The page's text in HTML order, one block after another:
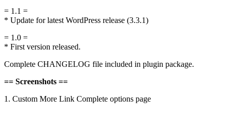
= 1.1 =
* Update for latest WordPress release (3.3.1)
= 1.0 =
* First version released.
Complete CHANGELOG file included in plugin package.
== Screenshots ==
1. Custom More Link Complete options page